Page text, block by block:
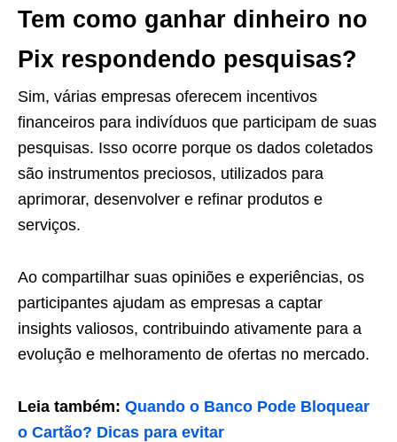
Tem como ganhar dinheiro no
Pix respondendo pesquisas?
Sim, várias empresas oferecem incentivos
financeiros para indivíduos que participam de suas
pesquisas. Isso ocorre porque os dados coletados
são instrumentos preciosos, utilizados para
aprimorar, desenvolver e refinar produtos e
serviços.
Ao compartilhar suas opiniões e experiências, os
participantes ajudam as empresas a captar
insights valiosos, contribuindo ativamente para a
evolução e melhoramento de ofertas no mercado.
Leia também: Quando o Banco Pode Bloquear
o Cartão? Dicas para evitar